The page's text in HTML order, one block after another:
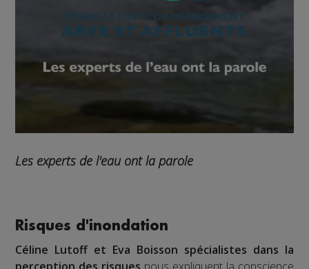
Les experts de l'eau ont la parole
Risques d'inondation
Céline Lutoff et Eva Boisson spécialistes dans la